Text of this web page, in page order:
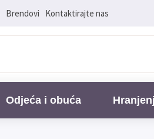
Brendovi Kontaktirajte nas
Odjeća i obuća